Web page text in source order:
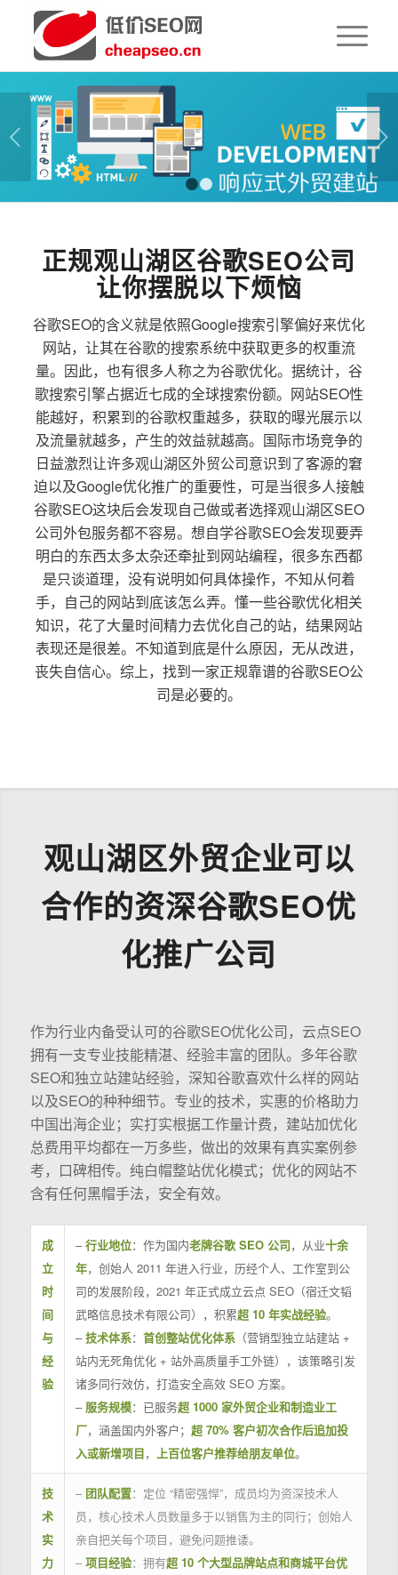
下一页
1 2
正规观山湖区谷歌SEO公司
让你摆脱以下烦恼
谷歌SEO的含义就是依照Google搜索引擎偏好来优化
网站，让其在谷歌的搜索系统中获取更多的权重流
量。因此，也有很多人称之为谷歌优化。据统计，谷
歌搜索引擎占据近七成的全球搜索份额。网站SEO性
能越好，积累到的谷歌权重越多，获取的曝光展示以
及流量就越多，产生的效益就越高。国际市场竞争的
日益激烈让许多观山湖区外贸公司意识到了客源的窘
迫以及Google优化推广的重要性，可是当很多人接触
谷歌SEO这块后会发现自己做或者选择观山湖区SEO
公司外包服务都不容易。想自学谷歌SEO会发现要弄
明白的东西太多太杂还牵扯到网站编程，很多东西都
是只谈道理，没有说明如何具体操作，不知从何着
手，自己的网站到底该怎么弄。懂一些谷歌优化相关
知识，花了大量时间精力去优化自己的站，结果网站
表现还是很差。不知道到底是什么原因，无从改进，
丧失自信心。综上，找到一家正规靠谱的谷歌SEO公
司是必要的。
观山湖区外贸企业可以
合作的资深谷歌SEO优
化推广公司
作为行业内备受认可的谷歌SEO优化公司，云点SEO
拥有一支专业技能精湛、经验丰富的团队。多年谷歌
SEO和独立站建站经验，深知谷歌喜欢什么样的网站
以及SEO的种种细节。专业的技术，实惠的价格助力
中国出海企业；实打实根据工作量计费，建站加优化
总费用平均都在一万多些，做出的效果有真实案例参
考，口碑相传。纯白帽整站优化模式；优化的网站不
含有任何黑帽手法，安全有效。
成
立
时
间
与
经
验
–行业地位：作为国内老牌谷歌 SEO 公司，从业十余
年，创始人 2011 年进入行业，历经个人、工作室到公
司的发展阶段，2021 年正式成立云点 SEO（宿迁文韬
武略信息技术有限公司），积累超 10 年实战经验。
–技术体系： 首创整站优化体系（营销型独立站建站 +
站内无死角优化 + 站外高质量手工外链），该策略引发
诸多同行效仿，打造安全高效 SEO 方案。
– 服务规模：已服务超 1000 家外贸企业和制造业工
厂，涵盖国内外客户； 超 70% 客户初次合作后追加投
入或新增项目， 上百位客户推荐给朋友单位。
技
术
实
力
– 团队配置：定位 “精密强悍”，成员均为资深技术人
员，核心技术人员数量多于以销售为主的同行；创始人
亲自把关每个项目，避免问题推诿。
– 项目经验：拥有超 10 个大型品牌站点和商城平台优